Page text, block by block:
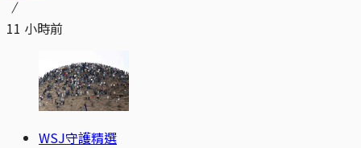
11 小時前
WSJ守護精選